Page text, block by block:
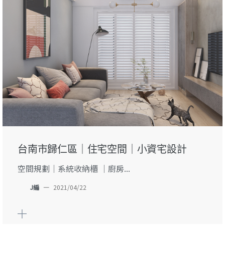
台南市歸仁區｜住宅空間｜小資宅設計
空間規劃｜系統收納櫃 ｜廚房...
J編 — 2021/04/22